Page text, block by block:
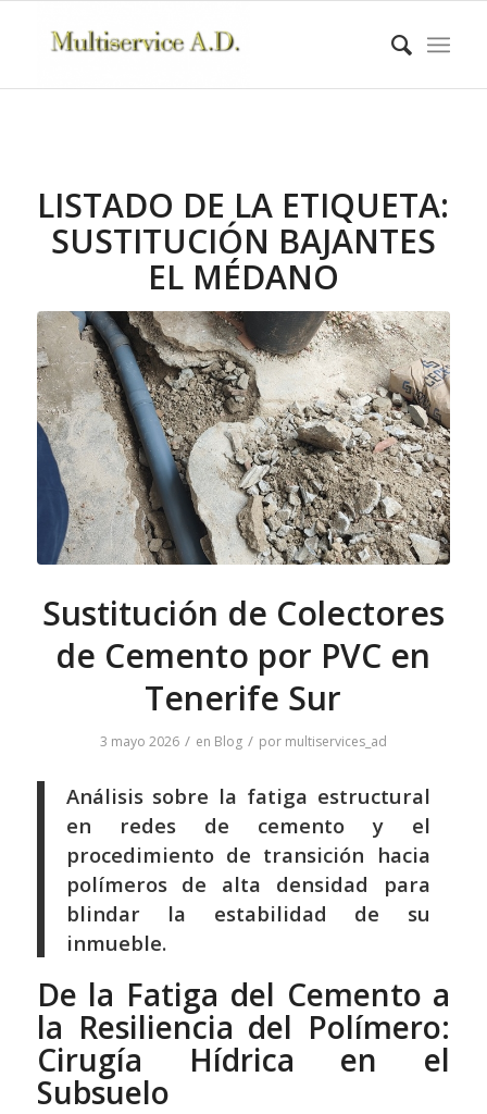
LISTADO DE LA ETIQUETA:
SUSTITUCIÓN BAJANTES
EL MÉDANO
Sustitución de Colectores
de Cemento por PVC en
Tenerife Sur
3 mayo 2026 / en Blog / por multiservices_ad
Análisis sobre la fatiga estructural
en redes de cemento y el
procedimiento de transición hacia
polímeros de alta densidad para
blindar la estabilidad de su
inmueble.
De la Fatiga del Cemento a
la Resiliencia del Polímero:
Cirugía Hídrica en el
Subsuelo